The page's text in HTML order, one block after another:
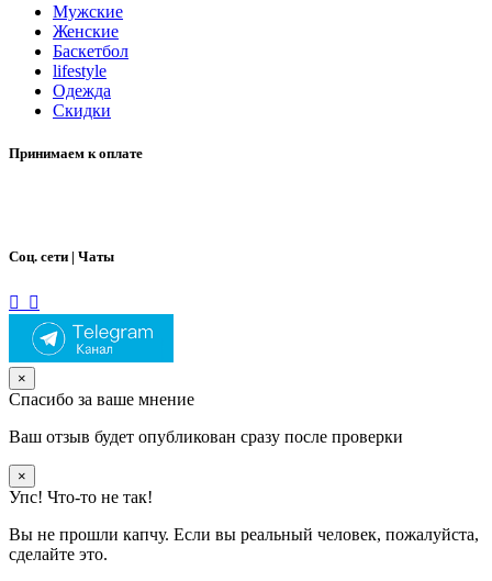
Мужские
Женские
Баскетбол
lifestyle
Одежда
Скидки
Принимаем к оплате
Соц. сети | Чаты
×
Спасибо за ваше мнение
Ваш отзыв будет опубликован сразу после проверки
×
Упс! Что-то не так!
Вы не прошли капчу. Если вы реальный человек, пожалуйста,
сделайте это.